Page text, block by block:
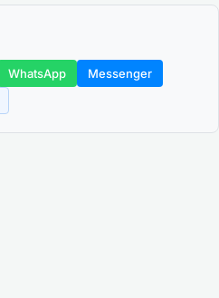
WhatsApp
Messenger